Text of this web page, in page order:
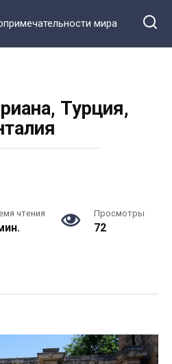
мира
Турция,
чтения Просмотры
72